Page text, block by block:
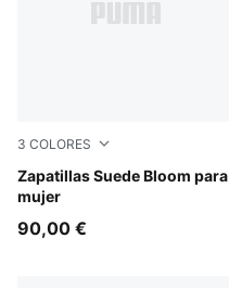
3 COLORES
Zapatillas Suede Bloom para
mujer
PUMA Black-Slate Sky
90,00 €